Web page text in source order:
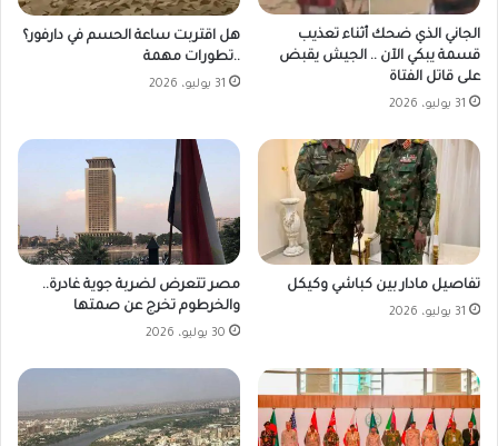
الجاني الذي ضحك أثناء تعذيب
قسمة يبكي الآن .. الجيش يقبض
على قاتل الفتاة
31 يوليو، 2026
هل اقتربت ساعة الحسم في دارفور؟
..تطورات مهمة
31 يوليو، 2026
تفاصيل مادار بين كباشي وكيكل
31 يوليو، 2026
مصر تتعرض لضربة جوية غادرة..
والخرطوم تخرج عن صمتها
30 يوليو، 2026